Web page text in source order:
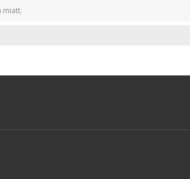
miatt.